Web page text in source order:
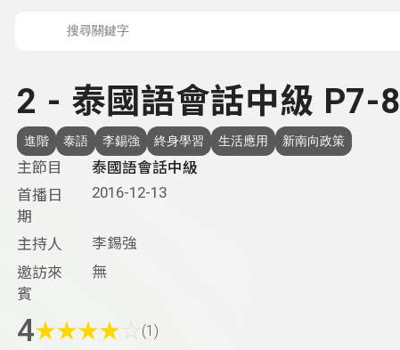
2 - 泰國語會話中級 P7-8
進階 泰語 李錫強 終身學習 生活應用 新南向政策
主節目
泰國語會話中級
首播日
期
2016-12-13
主持人
李錫強
邀訪來
賓
無
4★★★★ (1)